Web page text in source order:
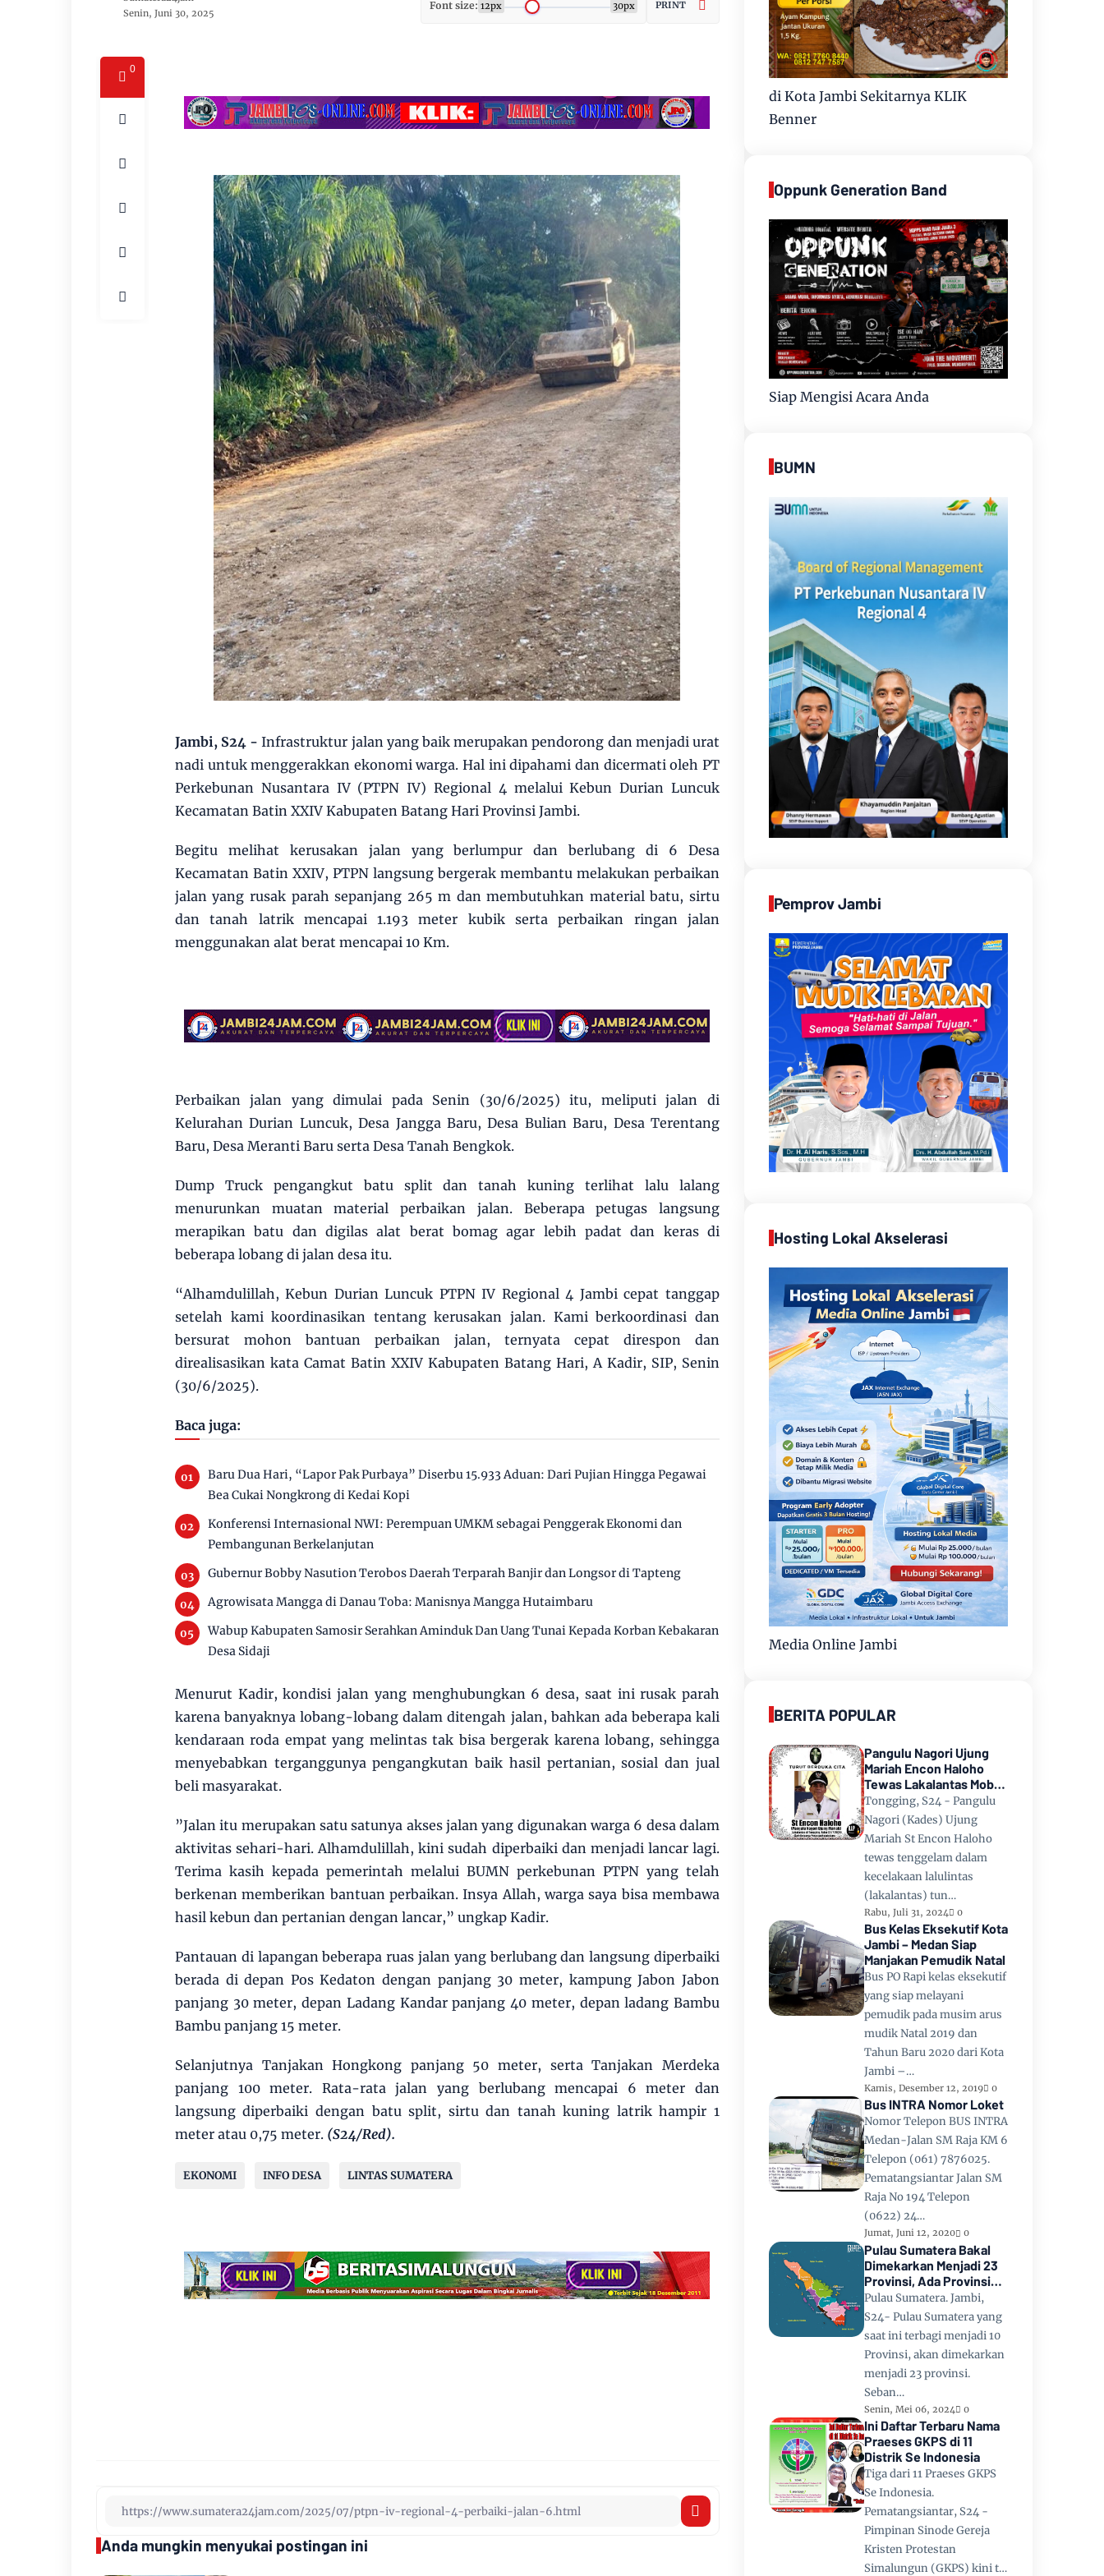
Senin, Juni 30, 2025
Font size: 12px 30px PRINT
0
Jambi, S24 -Infrastruktur jalan yang baik merupakan pendorong dan menjadi urat
nadi untuk menggerakkan ekonomi warga. Hal ini dipahami dan dicermati oleh PT
Perkebunan Nusantara IV (PTPN IV) Regional 4 melalui Kebun Durian Luncuk
Kecamatan Batin XXIV Kabupaten Batang Hari Provinsi Jambi.
Begitu melihat kerusakan jalan yang berlumpur dan berlubang di 6 Desa
Kecamatan Batin XXIV, PTPN langsung bergerak membantu melakukan perbaikan
jalan yang rusak parah sepanjang 265 m dan membutuhkan material batu, sirtu
dan tanah latrik mencapai 1.193 meter kubik serta perbaikan ringan jalan
menggunakan alat berat mencapai 10 Km.
Perbaikan jalan yang dimulai pada Senin (30/6/2025) itu, meliputi jalan di
Kelurahan Durian Luncuk, Desa Jangga Baru, Desa Bulian Baru, Desa Terentang
Baru, Desa Meranti Baru serta Desa Tanah Bengkok.
Dump Truck pengangkut batu split dan tanah kuning terlihat lalu lalang
menurunkan muatan material perbaikan jalan. Beberapa petugas langsung
merapikan batu dan digilas alat berat bomag agar lebih padat dan keras di
beberapa lobang di jalan desa itu.
“Alhamdulillah, Kebun Durian Luncuk PTPN IV Regional 4 Jambi cepat tanggap
setelah kami koordinasikan tentang kerusakan jalan. Kami berkoordinasi dan
bersurat mohon bantuan perbaikan jalan, ternyata cepat direspon dan
direalisasikan kata Camat Batin XXIV Kabupaten Batang Hari, A Kadir, SIP, Senin
(30/6/2025).
Baca juga:
Baru Dua Hari, “Lapor Pak Purbaya” Diserbu 15.933 Aduan: Dari Pujian Hingga Pegawai
Bea Cukai Nongkrong di Kedai Kopi
Konferensi Internasional NWI: Perempuan UMKM sebagai Penggerak Ekonomi dan
Pembangunan Berkelanjutan
Gubernur Bobby Nasution Terobos Daerah Terparah Banjir dan Longsor di Tapteng
Agrowisata Mangga di Danau Toba: Manisnya Mangga Hutaimbaru
Wabup Kabupaten Samosir Serahkan Aminduk Dan Uang Tunai Kepada Korban Kebakaran
Desa Sidaji
Menurut Kadir, kondisi jalan yang menghubungkan 6 desa, saat ini rusak parah
karena banyaknya lobang-lobang dalam ditengah jalan, bahkan ada beberapa kali
kendaraan roda empat yang melintas tak bisa bergerak karena lobang, sehingga
menyebabkan terganggunya pengangkutan baik hasil pertanian, sosial dan jual
beli masyarakat.
”Jalan itu merupakan satu satunya akses jalan yang digunakan warga 6 desa dalam
aktivitas sehari-hari. Alhamdulillah, kini sudah diperbaiki dan menjadi lancar lagi.
Terima kasih kepada pemerintah melalui BUMN perkebunan PTPN yang telah
berkenan memberikan bantuan perbaikan. Insya Allah, warga saya bisa membawa
hasil kebun dan pertanian dengan lancar,” ungkap Kadir.
Pantauan di lapangan beberapa ruas jalan yang berlubang dan langsung diperbaiki
berada di depan Pos Kedaton dengan panjang 30 meter, kampung Jabon Jabon
panjang 30 meter, depan Ladang Kandar panjang 40 meter, depan ladang Bambu
Bambu panjang 15 meter.
Selanjutnya Tanjakan Hongkong panjang 50 meter, serta Tanjakan Merdeka
panjang 100 meter. Rata-rata jalan yang berlubang mencapai 6 meter dan
langsung diperbaiki dengan batu split, sirtu dan tanah kuning latrik hampir 1
meter atau 0,75 meter.(S24/Red).
EKONOMI INFO DESA LINTAS SUMATERA
Anda mungkin menyukai postingan ini
di Kota Jambi Sekitarnya KLIK
Benner
Oppunk Generation Band
Siap Mengisi Acara Anda
BUMN
Pemprov Jambi
Hosting Lokal Akselerasi
Media Online Jambi
BERITA POPULAR
Pangulu Nagori Ujung
Mariah Encon Haloho
Tewas Lakalantas Mobil
Terjun ke Danau Toba di
Tongging
Tongging, S24 - Pangulu
Nagori (Kades) Ujung
Mariah St Encon Haloho
tewas tenggelam dalam
kecelakaan lalulintas
(lakalantas) tun…
Rabu, Juli 31, 2024 0
Bus Kelas Eksekutif Kota
Jambi – Medan Siap
Manjakan Pemudik Natal
Bus PO Rapi kelas eksekutif
yang siap melayani
pemudik pada musim arus
mudik Natal 2019 dan
Tahun Baru 2020 dari Kota
Jambi –…
Kamis, Desember 12, 2019 0
Bus INTRA Nomor Loket
Nomor Telepon BUS INTRA
Medan-Jalan SM Raja KM 6
Telepon (061) 7876025.
Pematangsiantar Jalan SM
Raja No 194 Telepon
(0622) 24…
Jumat, Juni 12, 2020 0
Pulau Sumatera Bakal
Dimekarkan Menjadi 23
Provinsi, Ada Provinsi
Toba Raya dan Provinsi
Tapanuli
Pulau Sumatera. Jambi,
S24- Pulau Sumatera yang
saat ini terbagi menjadi 10
Provinsi, akan dimekarkan
menjadi 23 provinsi.
Seban…
Senin, Mei 06, 2024 0
Ini Daftar Terbaru Nama
Praeses GKPS di 11
Distrik Se Indonesia
Tiga dari 11 Praeses GKPS
Se Indonesia.
Pematangsiantar, S24 -
Pimpinan Sinode Gereja
Kristen Protestan
Simalungun (GKPS) kini t…